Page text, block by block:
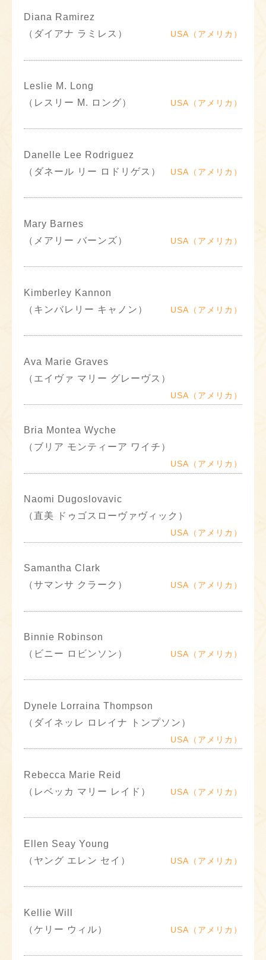
Diana Ramirez
（ダイアナ ラミレス）
USA（アメリカ）
Leslie M. Long
（レスリー M. ロング）
USA（アメリカ）
Danelle Lee Rodriguez
（ダネール リー ロドリゲス）
USA（アメリカ）
Mary Barnes
（メアリー バーンズ）
USA（アメリカ）
Kimberley Kannon
（キンバレリー キャノン）
USA（アメリカ）
Ava Marie Graves
（エイヴァ マリー グレーヴス）
USA（アメリカ）
Bria Montea Wyche
（ブリア モンティーア ワイチ）
USA（アメリカ）
Naomi Dugoslovavic
（直美 ドゥゴスローヴァヴィック）
USA（アメリカ）
Samantha Clark
（サマンサ クラーク）
USA（アメリカ）
Binnie Robinson
（ビニー ロビンソン）
USA（アメリカ）
Dynele Lorraina Thompson
（ダイネッレ ロレイナ トンプソン）
USA（アメリカ）
Rebecca Marie Reid
（レベッカ マリー レイド）
USA（アメリカ）
Ellen Seay Young
（ヤング エレン セイ）
USA（アメリカ）
Kellie Will
（ケリー ウィル）
USA（アメリカ）